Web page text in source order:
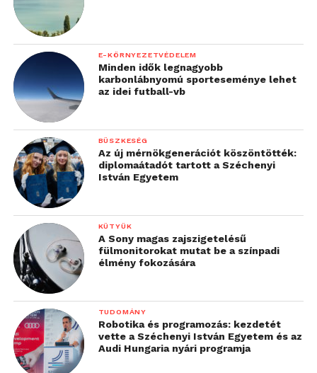
E-KÖRNYEZETVÉDELEM
Minden idők legnagyobb
karbonlábnyomú sporteseménye lehet
az idei futball-vb
BÜSZKESÉG
Az új mérnökgenerációt köszöntötték:
diplomaátadót tartott a Széchenyi
István Egyetem
KÜTYÜK
A Sony magas zajszigetelésű
fülmonitorokat mutat be a színpadi
élmény fokozására
TUDOMÁNY
Robotika és programozás: kezdetét
vette a Széchenyi István Egyetem és az
Audi Hungaria nyári programja